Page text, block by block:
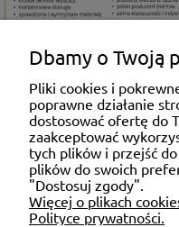
Dbamy o Twoją
Pliki cookies i
poprawne działanie
dostosować ofertę do
zaakceptować
tych plików i przejść
plików do swoich
"Dostosuj zgody".
Więcej o plikach
Polityce prywatności.